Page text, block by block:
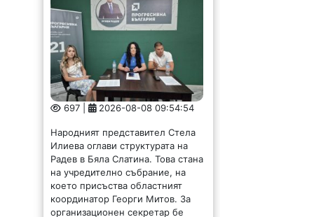
697 | 2026-08-08 09:54:54
Народният представител Стела
Илиева оглави структурата на
Радев в Бяла Слатина. Това стана
на учредително събрание, на
което присъства областният
координатор Георги Митов. За
организационен секретар бе